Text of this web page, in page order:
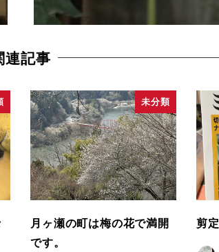
連記事
未分類
月ヶ瀬の町は梅の花で満開
です。
剪定